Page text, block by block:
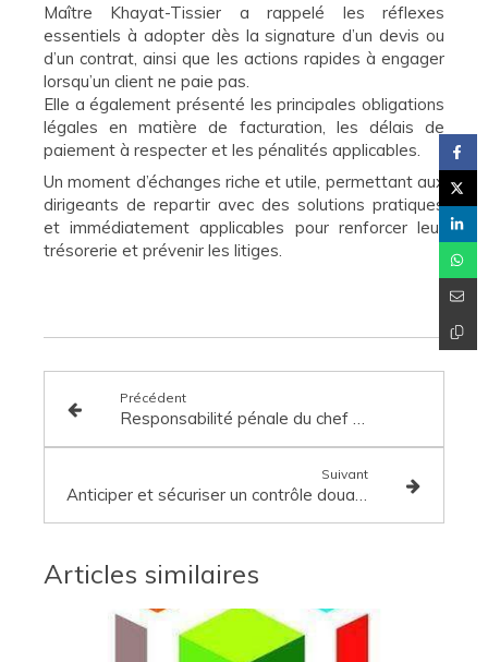
Maître Khayat-Tissier a rappelé les réflexes
essentiels à adopter dès la signature d’un devis ou
d’un contrat, ainsi que les actions rapides à engager
lorsqu’un client ne paie pas.
Elle a également présenté les principales obligations
légales en matière de facturation, les délais de
paiement à respecter et les pénalités applicables.
Un moment d’échanges riche et utile, permettant aux
dirigeants de repartir avec des solutions pratiques
et immédiatement applicables pour renforcer leur
trésorerie et prévenir les litiges.
Précédent
Suivant
Articles similaires